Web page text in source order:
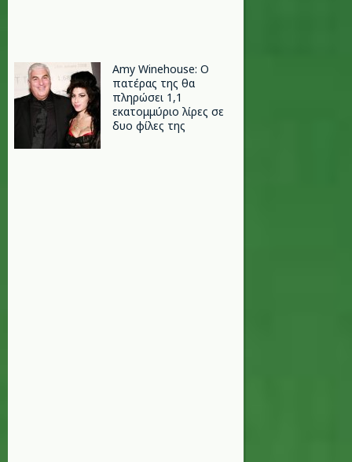
Amy Winehouse: Ο
πατέρας της θα
πληρώσει 1,1
εκατομμύριο λίρες σε
δυο φίλες της